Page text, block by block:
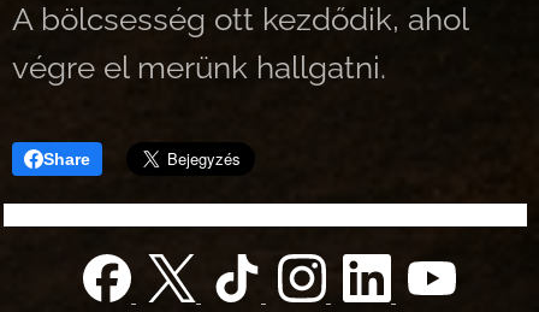
A bölcsesség ott kezdődik, ahol
végre el merünk hallgatni.
Share